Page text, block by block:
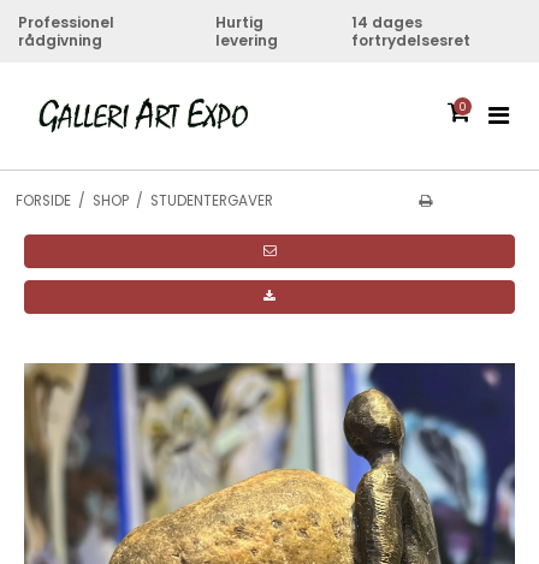
Professionel
rådgivning
Hurtig
levering
14 dages
fortrydelsesret
0
FORSIDE / SHOP / STUDENTERGAVER